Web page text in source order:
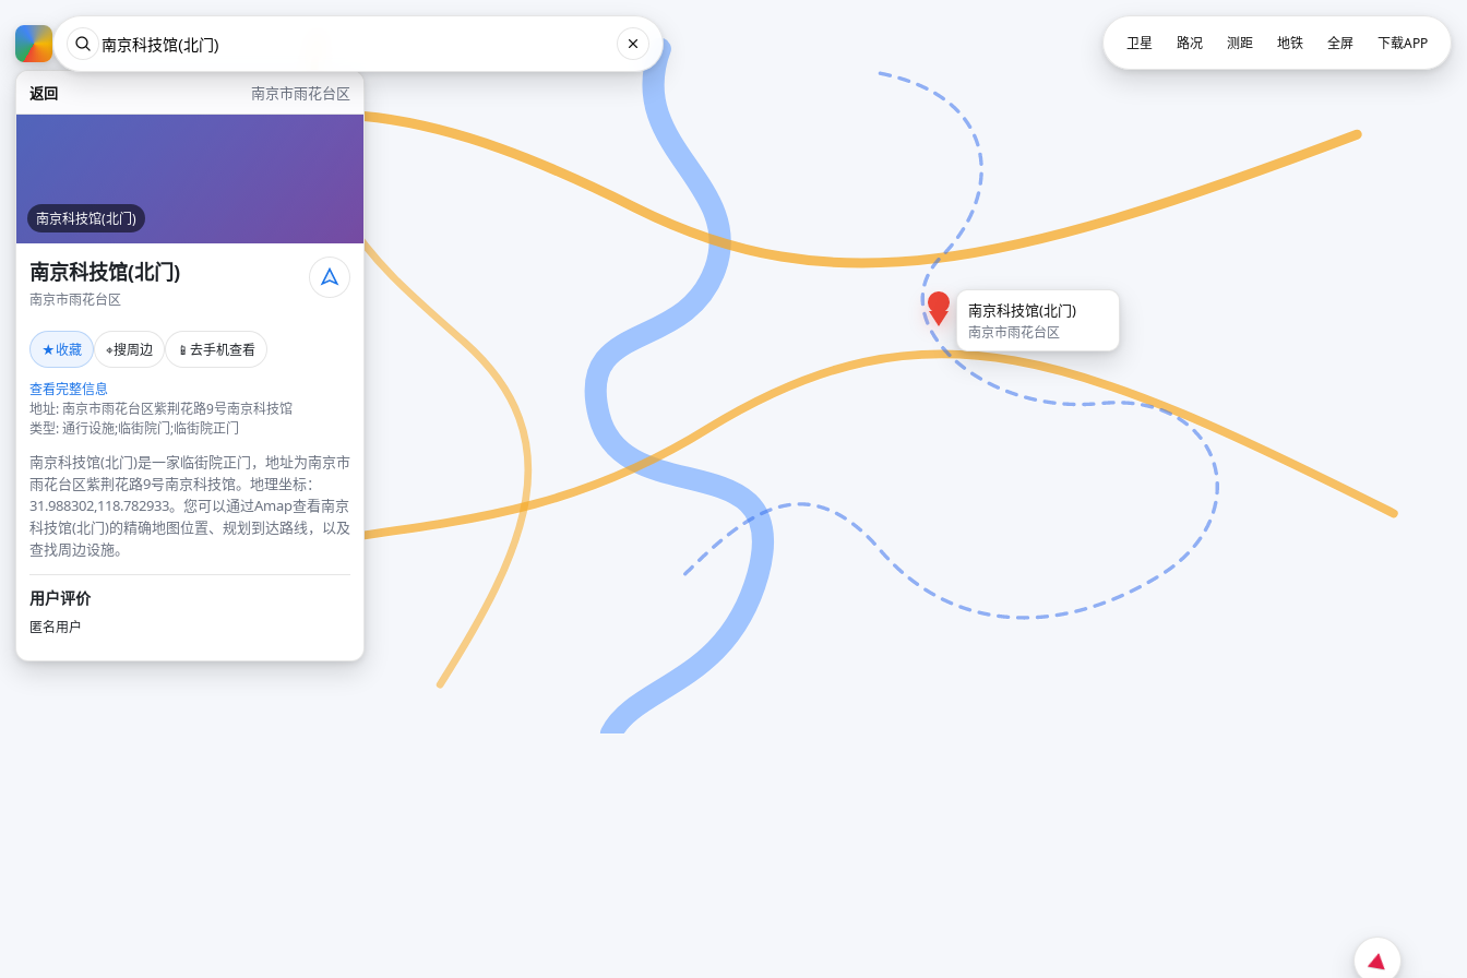
返回 南京市雨花台区
南京科技馆(北门)
南京科技馆(北门)
南京市雨花台区
★收藏 ⌖搜周边 📱 去手机查看
查看完整信息
地址: 南京市雨花台区紫荆花路9号南京科技馆
类型: 通行设施;临街院门;临街院正门
南京科技馆(北门)是一家临街院正门，地址为南京市
雨花台区紫荆花路9号南京科技馆。地理坐标：
31.988302,118.782933。您可以通过Amap查看南京
科技馆(北门)的精确地图位置、规划到达路线，以及
查找周边设施。
用户评价
匿名用户
南京科技馆(北门)
南京市雨花台区
卫星 路况 测距 地铁 全屏 下载APP